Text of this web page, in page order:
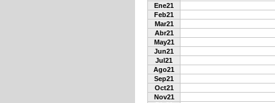
Ene21
Feb21
Mar21
Abr21
May21
Jun21
Jul21
Ago21
Sep21
Oct21
Nov21